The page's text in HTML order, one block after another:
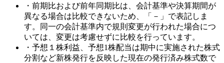
・前期比および前年同期比は、会計基準や決算期間が
異なる場合は比較できないため、「－」で表記しま
す。同一の会計基準内で規則変更が行われた場合につ
いては、変更は考慮せずに比較を行っています。
・予想１株利益、予想1株配当は期中に実施された株式
分割など新株発行を反映した現在の発行済み株式数で